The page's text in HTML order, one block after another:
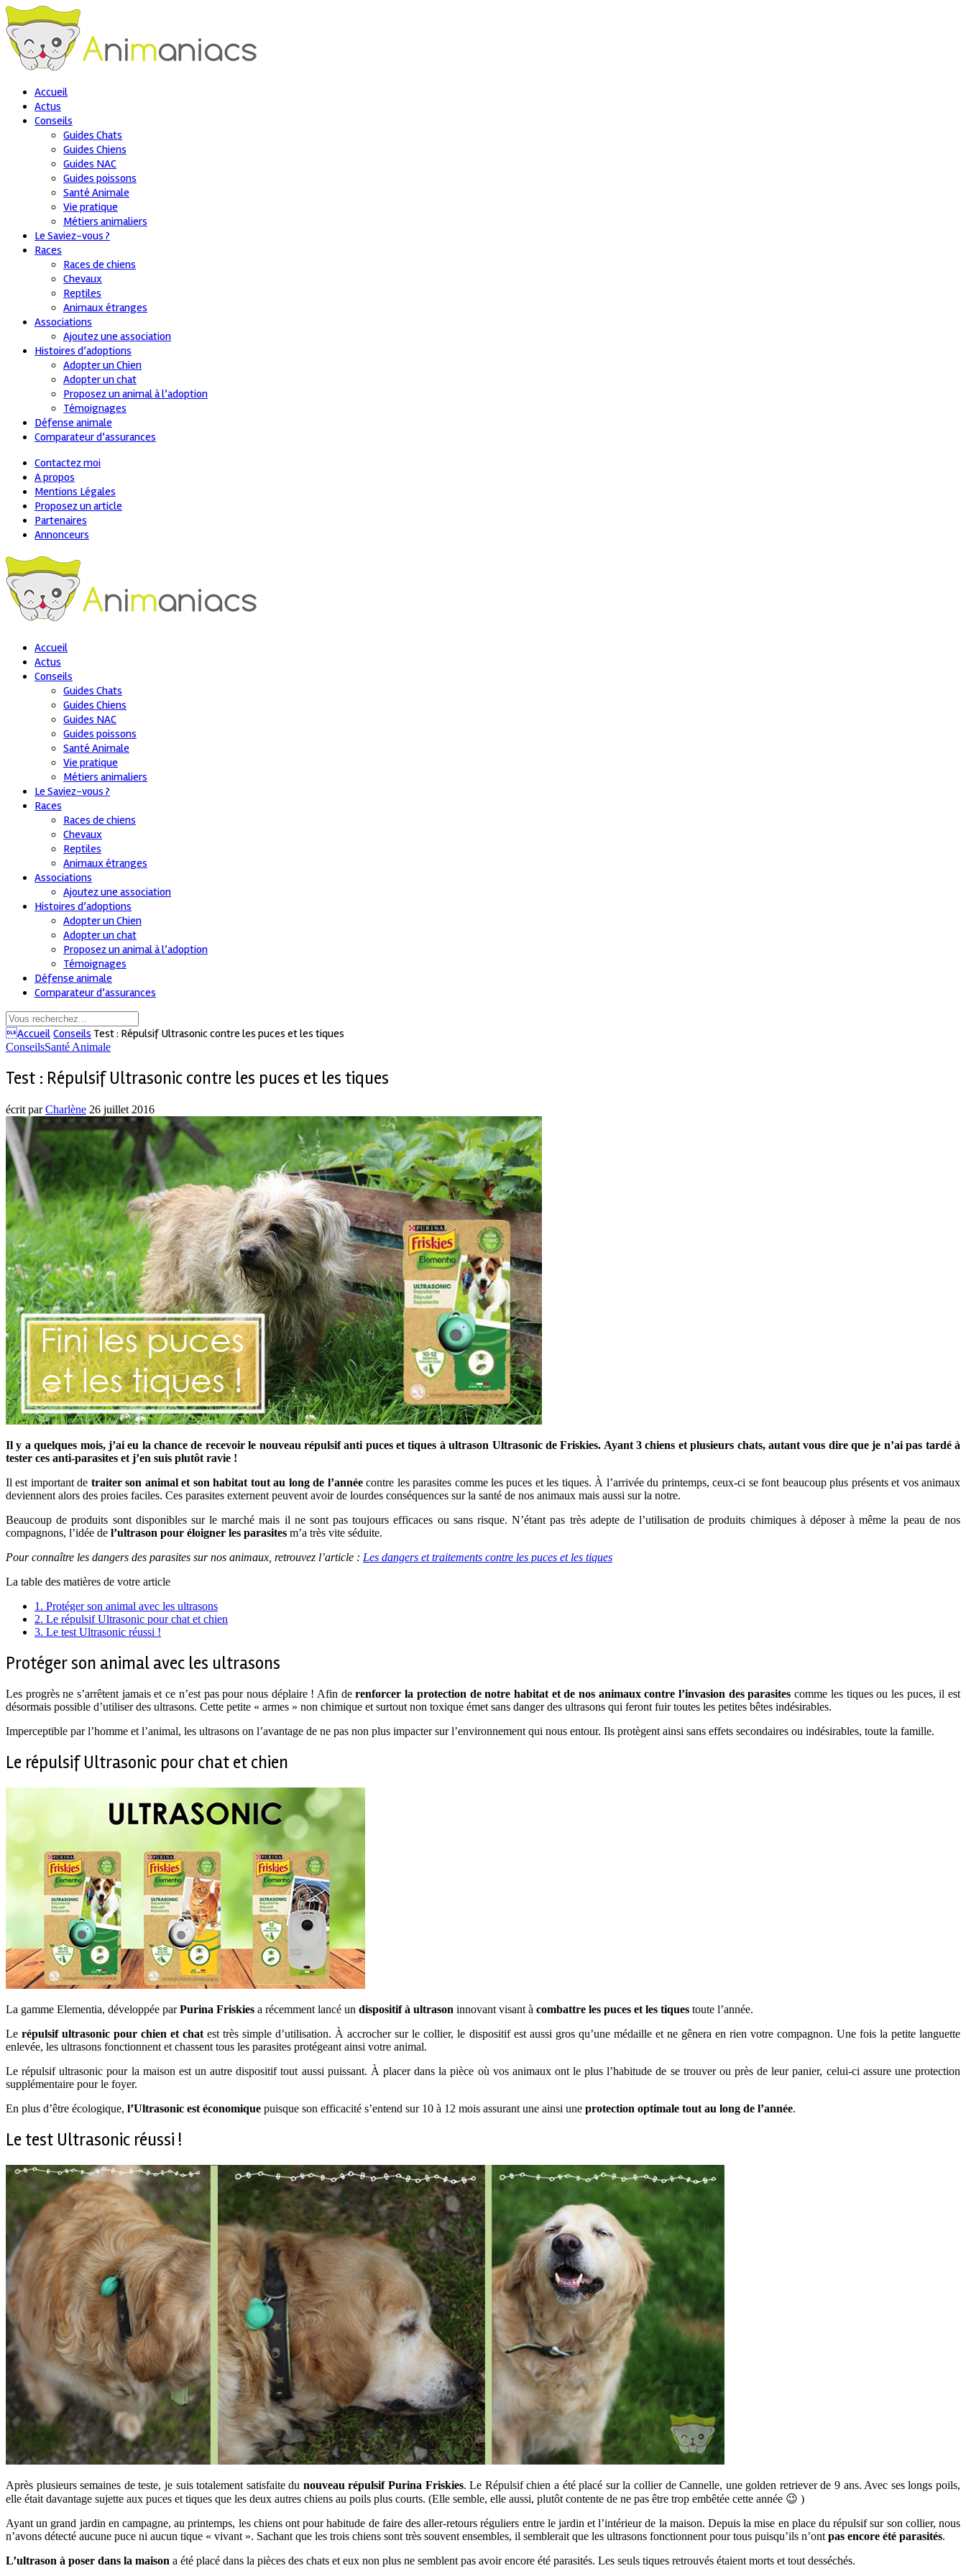
Accueil
Actus
Conseils
Guides Chats
Guides Chiens
Guides NAC
Guides poissons
Santé Animale
Vie pratique
Métiers animaliers
Le Saviez-vous ?
Races
Races de chiens
Chevaux
Reptiles
Animaux étranges
Associations
Ajoutez une association
Histoires d’adoptions
Adopter un Chien
Adopter un chat
Proposez un animal à l’adoption
Témoignages
Défense animale
Comparateur d’assurances
Contactez moi
A propos
Mentions Légales
Proposez un article
Partenaires
Annonceurs
Accueil
Actus
Conseils
Guides Chats
Guides Chiens
Guides NAC
Guides poissons
Santé Animale
Vie pratique
Métiers animaliers
Le Saviez-vous ?
Races
Races de chiens
Chevaux
Reptiles
Animaux étranges
Associations
Ajoutez une association
Histoires d’adoptions
Adopter un Chien
Adopter un chat
Proposez un animal à l’adoption
Témoignages
Défense animale
Comparateur d’assurances
Accueil Conseils Test : Répulsif Ultrasonic contre les puces et les tiques
ConseilsSanté Animale
Test : Répulsif Ultrasonic contre les puces et les tiques
écrit parCharlène 26 juillet 2016
Il y a quelques mois, j’ai eu la chance de recevoir le nouveau répulsif anti puces et tiques à ultrason Ultrasonic de Friskies. Ayant 3 chiens et plusieurs chats, autant vous dire que je n’ai pas tardé à
tester ces anti-parasites et j’en suis plutôt ravie !
Il est important de traiter son animal et son habitat tout au long de l’annéecontre les parasites comme les puces et les tiques. À l’arrivée du printemps, ceux-ci se font beaucoup plus présents et vos animaux
deviennent alors des proies faciles. Ces parasites externent peuvent avoir de lourdes conséquences sur la santé de nos animaux mais aussi sur la notre.
Beaucoup de produits sont disponibles sur le marché mais il ne sont pas toujours efficaces ou sans risque. N’étant pas très adepte de l’utilisation de produits chimiques à déposer à même la peau de nos
compagnons, l’idée de l’ultrason pour éloigner les parasites m’a très vite séduite.
Pour connaître les dangers des parasites sur nos animaux, retrouvez l’article : Les dangers et traitements contre les puces et les tiques
La table des matières de votre article
1. Protéger son animal avec les ultrasons
2. Le répulsif Ultrasonic pour chat et chien
3. Le test Ultrasonic réussi !
Protéger son animal avec les ultrasons
Les progrès ne s’arrêtent jamais et ce n’est pas pour nous déplaire ! Afin derenforcer la protection de notre habitat et de nos animaux contre l’invasion des parasites comme les tiques ou les puces, il est
désormais possible d’utiliser des ultrasons. Cette petite « armes » non chimique et surtout non toxique émet sans danger des ultrasons qui feront fuir toutes les petites bêtes indésirables.
Imperceptible par l’homme et l’animal, les ultrasons on l’avantage de ne pas non plus impacter sur l’environnement qui nous entour. Ils protègent ainsi sans effets secondaires ou indésirables, toute la famille.
Le répulsif Ultrasonic pour chat et chien
La gamme Elementia, développée parPurina Friskies a récemment lancé un dispositif à ultrason innovant visant à combattre les puces et les tiques toute l’année.
Lerépulsif ultrasonic pour chien et chat est très simple d’utilisation. À accrocher sur le collier, le dispositif est aussi gros qu’une médaille et ne gênera en rien votre compagnon. Une fois la petite languette
enlevée, les ultrasons fonctionnent et chassent tous les parasites protégeant ainsi votre animal.
Le répulsif ultrasonic pour la maison est un autre dispositif tout aussi puissant. À placer dans la pièce où vos animaux ont le plus l’habitude de se trouver ou près de leur panier, celui-ci assure une protection
supplémentaire pour le foyer.
En plus d’être écologique, l’Ultrasonic est économique puisque son efficacité s’entend sur 10 à 12 mois assurant une ainsi une protection optimale tout au long de l’année.
Le test Ultrasonic réussi !
Après plusieurs semaines de teste, je suis totalement satisfaite du nouveau répulsif Purina Friskies. Le Répulsif chien a été placé sur la collier de Cannelle, une golden retriever de 9 ans. Avec ses longs poils,
elle était davantage sujette aux puces et tiques que les deux autres chiens au poils plus courts. (Elle semble, elle aussi, plutôt contente de ne pas être trop embêtée cette année 😉 )
Ayant un grand jardin en campagne, au printemps, les chiens ont pour habitude de faire des aller-retours réguliers entre le jardin et l’intérieur de la maison. Depuis la mise en place du répulsif sur son collier, nous
n’avons détecté aucune puce ni aucun tique « vivant ». Sachant que les trois chiens sont très souvent ensembles, il semblerait que les ultrasons fonctionnent pour tous puisqu’ils n’ont pas encore été parasités.
L’ultrason à poser dans la maison a été placé dans la pièces des chats et eux non plus ne semblent pas avoir encore été parasités. Les seuls tiques retrouvés étaient morts et tout desséchés.